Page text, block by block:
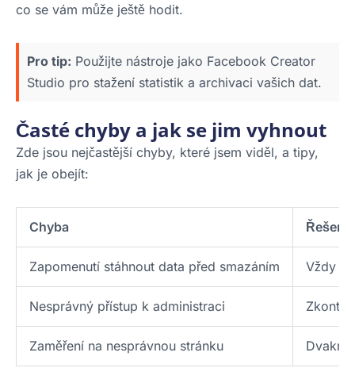
co se vám může ještě hodit.
Pro tip: Použijte nástroje jako Facebook Creator
Studio pro stažení statistik a archivaci vašich dat.
Časté chyby a jak se jim vyhnout
Zde jsou nejčastější chyby, které jsem viděl, a tipy,
jak je obejít:
Chyba Řešení
Zapomenutí stáhnout data před smazáním Vždy si
Nesprávný přístup k administraci
Zaměření na nesprávnou stránku